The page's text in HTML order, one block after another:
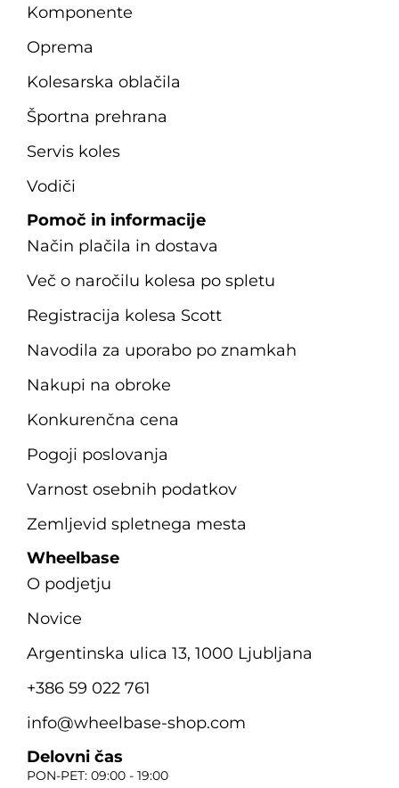
Komponente
Oprema
Kolesarska oblačila
Športna prehrana
Servis koles
Vodiči
Pomoč in informacije
Način plačila in dostava
Več o naročilu kolesa po spletu
Registracija kolesa Scott
Navodila za uporabo po znamkah
Nakupi na obroke
Konkurenčna cena
Pogoji poslovanja
Varnost osebnih podatkov
Zemljevid spletnega mesta
Wheelbase
O podjetju
Novice
Argentinska ulica 13, 1000 Ljubljana
+386 59 022 761
info@wheelbase-shop.com
Delovni čas
PON-PET: 09:00 - 19:00